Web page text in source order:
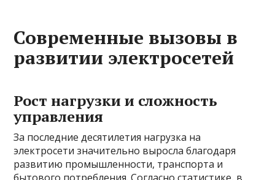
Современные вызовы в
развитии электросетей
Рост нагрузки и сложность
управления
За последние десятилетия нагрузка на
электросети значительно выросла благодаря
развитию промышленности, транспорта и